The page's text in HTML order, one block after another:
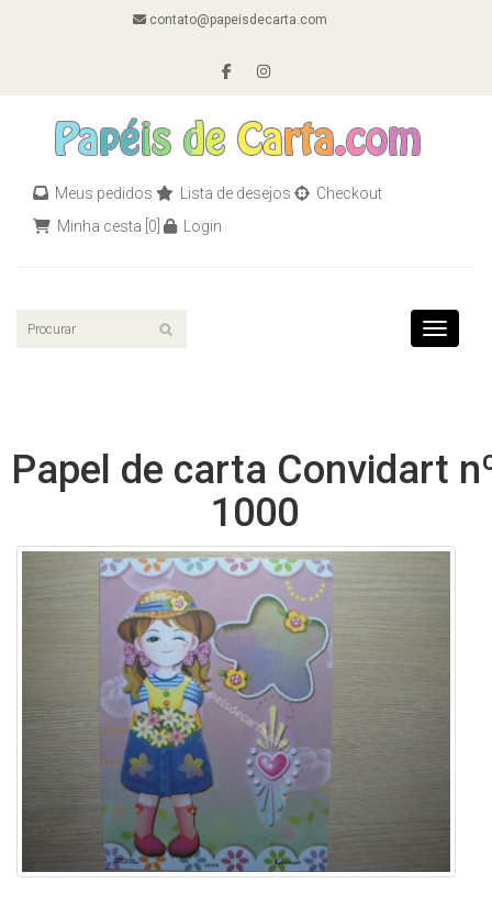
contato@papeisdecarta.com
Meus pedidos Lista de desejos
Checkout
Minha cesta [0] Login
Toggle
Papel de carta Convidart
1000